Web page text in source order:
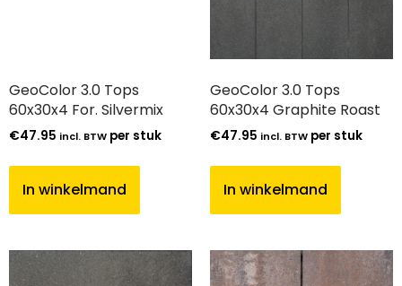
GeoColor 3.0 Tops
60x30x4 For. Silvermix
€47.95 incl. BTW per stuk
In winkelmand
GeoColor 3.0 Tops
60x30x4 Graphite Roast
€47.95 incl. BTW per stuk
In winkelmand